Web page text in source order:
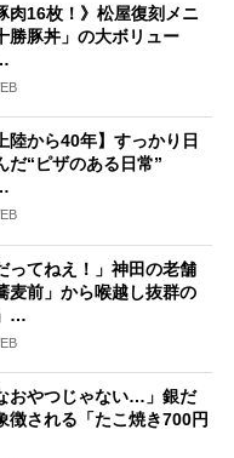
肉16枚！》松屋復刻メニ
勝豚丼」の大ボリュー
陸から40年】すっかり日
だ“ピザのある日常”
ってねえ！」神田の老舗
麦前」から喉越し抜群の
…
おやつじゃない…」銀だ
徴される「たこ焼き700円